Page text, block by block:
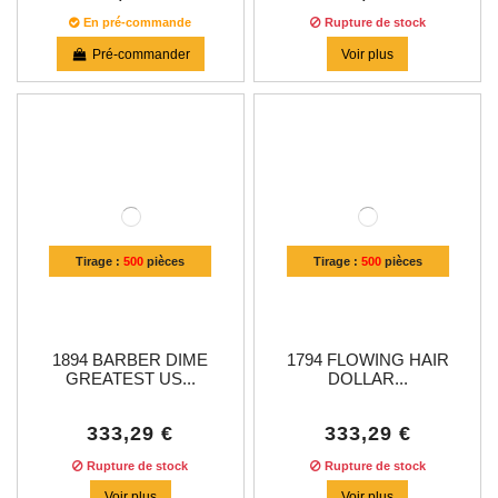
En pré-commande
Pré-commander
Rupture de stock
Voir plus
Tirage :500 pièces
1894 BARBER DIME
GREATEST US...
333,29 €
Rupture de stock
Tirage : 500pièces
1794 FLOWING HAIR
DOLLAR...
333,29 €
Rupture de stock